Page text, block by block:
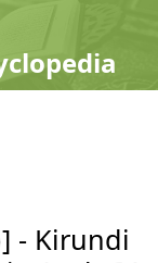
- Kirundi